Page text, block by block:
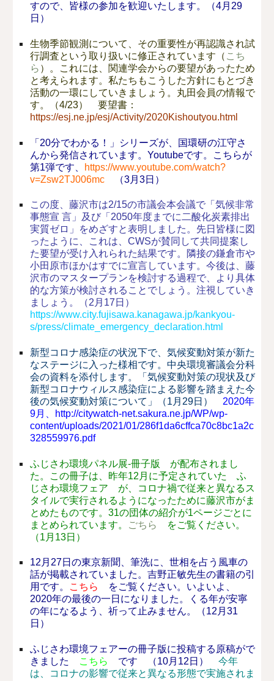
すので、皆様の参加を歓迎いたします。（4月29
日）
生物季節観測について、その重要性が再認識され試
行調査という取り扱いに修正されています（ こち
ら ）。これには、関連学会からの要望があったため
と考えられます。私たちもこうした方針にもとづき
活動の一環にしていきましょう。丸田会員の情報で
す。（4/23） 要望書：
https://esj.ne.jp/esj/Activity/2020Kishoutyou.html
「20分でわかる！」シリーズが、国環研の江守さ
んから発信されています。Youtubeです。こちらが
第1弾です、 https://www.youtube.com/watch?
v=Zsw2TJ006mc （3月3日）
この度、藤沢市は2/15の市議会本会議で「気候非常
事態宣 言」及び「2050年度までに二酸化炭素排出
実質ゼロ」をめざすと表明しました。先日皆様に図
ったように、これは、CWSが賛同して共同提案し
た要望が受け入れられた結果です。隣接の鎌倉市や
小田原市ほかはすでに宣言しています。今後は、藤
沢市のマスタープランを検討する過程で、より具体
的な方策が検討されることでしょう。注視していき
ましょう。（2月17日）
https://www.city.fujisawa.kanagawa.jp/kankyou-
s/press/climate_emergency_declaration.html
新型コロナ感染症の状況下で、気候変動対策が新た
なステージに入った様相です。中央環境審議会分科
会の資料を添付します。「気候変動対策の現状及び
新型コロナウィルス感染症による影響を踏まえた今
後の気候変動対策について」（1月29日） 2020年
9月、http://citywatch-net.sakura.ne.jp/WP/wp-
content/uploads/2021/01/286f1da6cffca70c8bc1a2c
328559976.pdf
ふじさわ環境パネル展‐冊子版 が配布されまし
た。この冊子は、昨年12月に予定されていた ふ
じさわ環境フェア が、コロナ禍で従来と異なるス
タイルで実行されるようになったために藤沢市がま
とめたものです。31の団体の紹介が1ページごとに
まとめられています。 ごちら
をご覧ください。
（1月13日）
12月27日の東京新聞、筆洗に、世相を占う風車の
話が掲載されていました。吉野正敏先生の書籍の引
用です。 こちら
をご覧ください。いよいよ、
2020年の最後の一日になりました。くる年が安寧
の年になるよう、祈って止みません。（12月31
日）
ふじさわ環境フェアーの冊子版に投稿する原稿がで
きました こちら です （10月12日）今年
は、コロナの影響で従来と異なる形態で実施されま